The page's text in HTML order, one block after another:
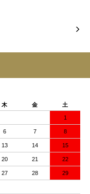
木 金 土
1
6 7 8
13 14 15
20 21 22
27 28 29